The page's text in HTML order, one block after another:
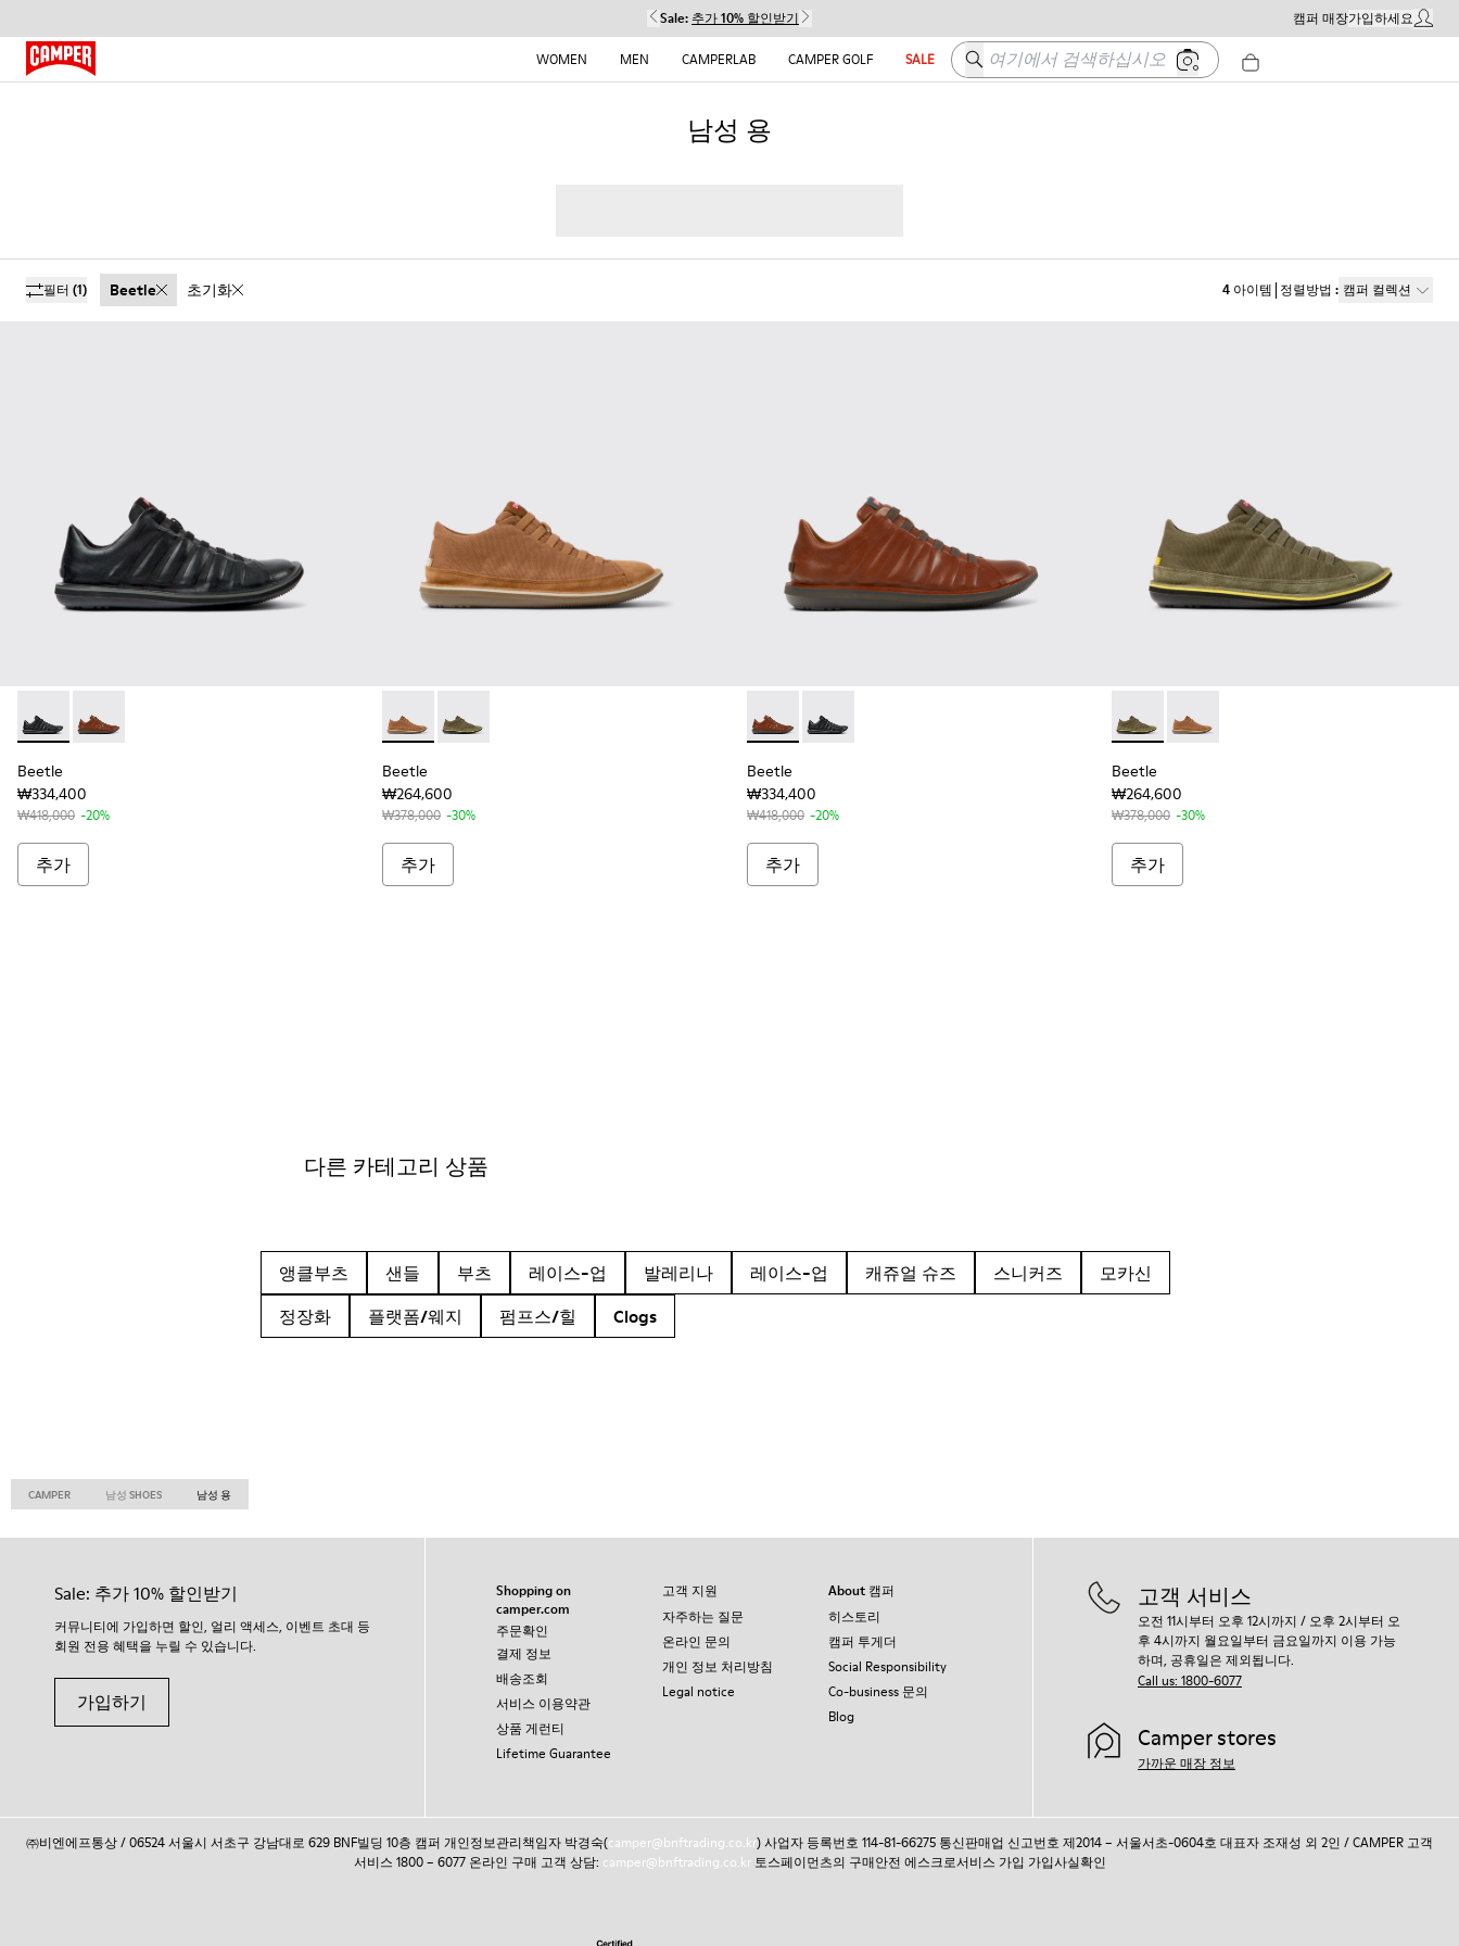
Sale: 추가 10% 할인받기 캠퍼 매장가입하세요내 계정
WOMEN
MEN CAMPERLAB CAMPER GOLF SALE 여기에서 검색하십시오
남성 용
필터 (1) Beetle 초기화 4 아이템 정렬방법 : 캠퍼 컬렉션
Beetle - 18751-048 - 남성용 블랙 가죽 소재 슈즈
Beetle - 18751-049 - 남성용 브라운 가죽 소재 슈즈
Beetle
₩334,400
₩418,000 -20%
추가
Beetle - 36791-081 - 남성용 브라운 컬러 텍스타일 및 누벅 가죽 소재 스니커즈
Beetle - 36791-079 - 남성용 그린 컬러 텍스타일 및 누벅 가죽 소재 스니커즈
Beetle
₩264,600
₩378,000 -30%
추가
Beetle - 18751-049 - 남성용 브라운 가죽 소재 슈즈
Beetle - 18751-048 - 남성용 블랙 가죽 소재 슈즈
Beetle
₩334,400
₩418,000 -20%
추가
Beetle - 36791-079 - 남성용 그린 컬러 텍스
Beetle - 36791-081 - 남성용 브라운
Beetle
₩264,600
₩378,000 -30%
추가
다른 카테고리 상품
앵클부츠 샌들 부츠 레이스-업 발레리나 레이스-업 캐쥬얼 슈즈 스니커즈
모카신
정장화
플랫폼/웨지 펌프스/힐 Clogs
CAMPER 남성 SHOES 남성 용
Sale: 추가 10% 할인받기
커뮤니티에 가입하면 할인, 얼리 액세스, 이벤트 초대 등
회원 전용 혜택을 누릴 수 있습니다.
가입하기
Shopping on
camper.com
주문확인
결제 정보
배송조회
서비스 이용약관
상품 게런티
Lifetime Guarantee
고객 지원
자주하는 질문
온라인 문의
개인 정보 처리방침
Legal notice
About 캠퍼
히스토리
캠퍼 투게더
Social Responsibility
Co-business 문의
Blog
고객 서비스
오전 11시부터 오후 12시까지 / 오후 2시부터 오
후 4시까지 월요일부터 금요일까지 이용 가능
하며, 공휴일은 제외됩니다.
Call us: 1800-6077
Camper stores
가까운 매장 정보
㈜비엔에프통상 / 06524 서울시 서초구 강남대로 629 BNF빌딩 10층 캠퍼 개인정보관리책임자 박경숙(camper@bnftrading.co.kr) 사업자 등록번호 114-81-66275 통신판매업 신고번호 제2014 – 서울서초-0604호 대표자 조재성 외 2인 / CAMPER 고객
서비스 1800 – 6077 온라인 구매 고객 상담: camper@bnftrading.co.kr토스페이먼츠의 구매안전 에스크로서비스 가입 가입사실확인